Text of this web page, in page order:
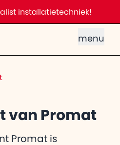
installatietechniek!
menu
van Promat
Promat is